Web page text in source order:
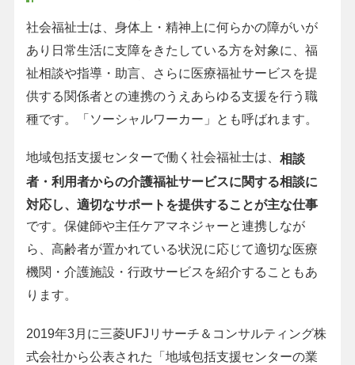
社会福祉士は、身体上・精神上に何らかの障がいが
あり日常生活に支障をきたしている方を対象に、福
祉相談や指導・助言、さらに医療福祉サービスを提
供する関係者との連携のうえあらゆる支援を行う職
種です。「ソーシャルワーカー」とも呼ばれます。
地域包括支援センターで働く社会福祉士は、 相談
者・利用者からの介護福祉サービスに関する相談に
対応し、適切なサポートを提供することが主な仕事
です。保健師や主任ケアマネジャーと連携しなが
ら、高齢者が置かれている状況に応じて適切な医療
機関・介護施設・行政サービスを紹介することもあ
ります。
2019年3月に三菱UFJリサーチ＆コンサルティング株
式会社から公表された「地域包括支援センターの業